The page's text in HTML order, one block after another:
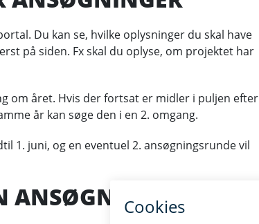
Du kan se, hvilke oplysninger du skal have
på siden. Fx skal du oplyse, om projektet har
om året. Hvis der fortsat er midler i puljen efter
år kan søge den i en 2. omgang.
1. juni, og en eventuel 2. ansøgningsrunde vil
ANSØGNING